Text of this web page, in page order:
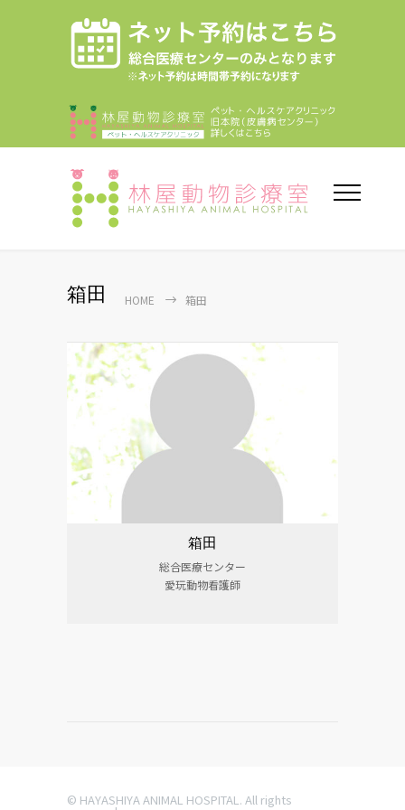
箱田 HOME 箱田
箱田
総合医療センター
愛玩動物看護師
© HAYASHIYA ANIMAL HOSPITAL. All rights